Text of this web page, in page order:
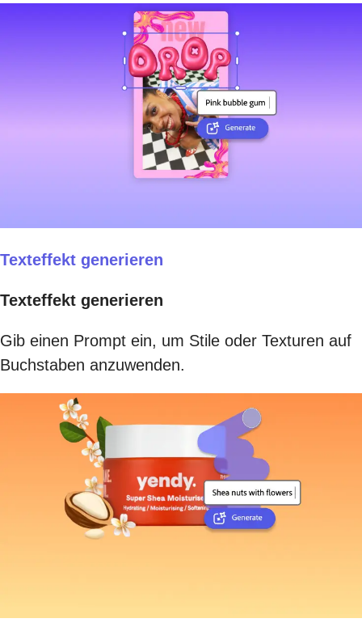
Texteffekt generieren
Texteffekt generieren
Gib einen Prompt ein, um Stile oder Texturen auf
Buchstaben anzuwenden.